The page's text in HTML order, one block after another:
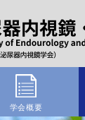
学会概要